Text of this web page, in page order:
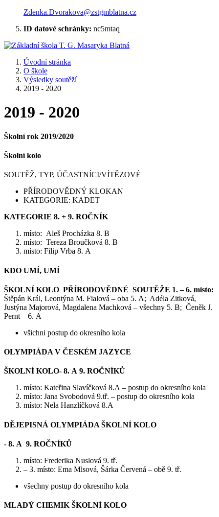
Zdenka.Dvorakova@zstgmblatna.cz
ID datové schránky: nc5mtaq
Úvodní stránka
O škole
Výsledky soutěží
2019 - 2020
2019 - 2020
Školní rok 2019/2020
Školní kolo
SOUTĚŽ, TYP, ÚČASTNÍCI/VÍTĚZOVÉ
PŘÍRODOVĚDNÝ KLOKAN
KATEGORIE: KADET
KATEGORIE 8. + 9. ROČNÍK
místo: Aleš Procházka 8. B
místo: Tereza Broučková 8. B
místo: Filip Vrba 8. A
KDO UMÍ, UMÍ
ŠKOLNÍ KOLO PŘÍRODOVĚDNÉ SOUTĚŽE 1. – 6. místo:
Štěpán Král, Leontýna M. Fialová – oba 5. A; Adéla Zitková,
Justýna Majorová, Magdalena Machková – všechny 5. B; Čeněk J.
Pernt – 6. A
všichni postup do okresního kola
OLYMPIÁDA V ČESKÉM JAZYCE
ŠKOLNÍ KOLO- 8. A 9. ROČNÍKŮ
místo: Kateřina Slavíčková 8.A – postup do okresního kola
místo: Jana Svobodová 9.tř. – postup do okresního kola
místo: Nela Hanzlíčková 8.A
DĚJEPISNÁ OLYMPIÁDA ŠKOLNÍ KOLO
- 8. A 9. ROČNÍKŮ
místo: Frederika Nuslová 9. tř.
– 3. místo: Ema Mlsová, Šárka Červená – obě 9. tř.
všechny postup do okresního kola
MLADÝ CHEMIK ŠKOLNÍ KOLO